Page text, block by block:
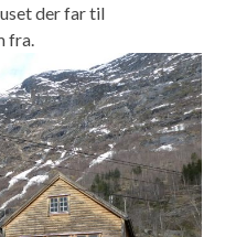
der far til
fra.